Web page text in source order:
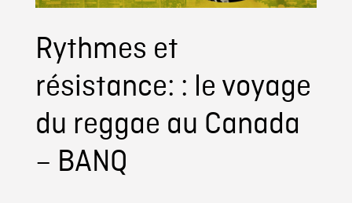
Rythmes et
résistance: : le voyage
du reggae au Canada
– BANQ